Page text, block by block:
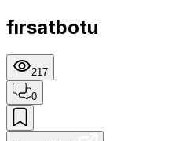
fırsatbotu
217
0